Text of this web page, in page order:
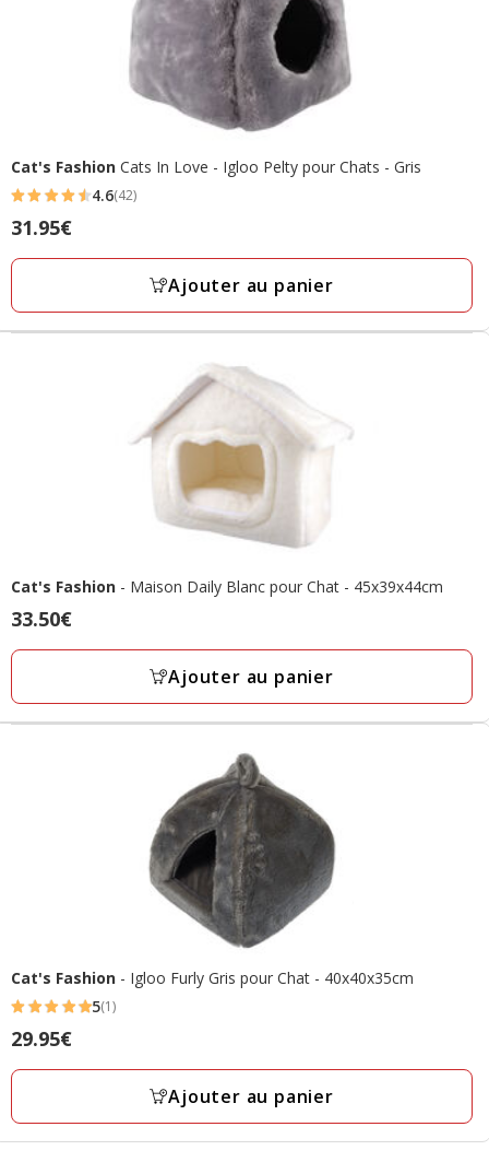
Cat's Fashion Cats In Love - Igloo Pelty pour Chats - Gris
4.6
étoiles
avec
avis
4.6(42)
Prix
31.95€
31.95€
Ajouter au panier
Cat's Fashion - Maison Daily Blanc pour Chat - 45x39x44cm
Prix
33.50€
33.50€
Ajouter au panier
Cat's Fashion - Igloo Furly Gris pour Chat - 40x40x35cm
5
étoiles
avec
avis
5(1)
Prix
29.95€
29.95€
Ajouter au panier